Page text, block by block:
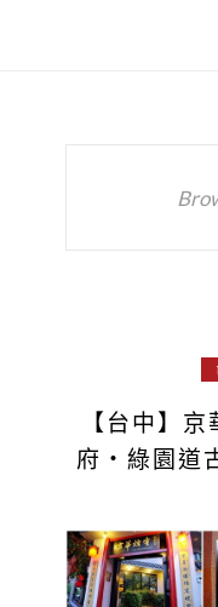
【台中】
府‧綠園道